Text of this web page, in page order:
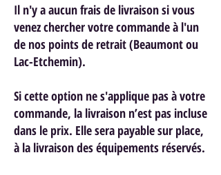
Il n'y a aucun frais de livraison si vous
venez chercher votre commande à l'un
de nos points de retrait (Beaumont ou
Lac-Etchemin).
Si cette option ne s'applique pas à votre
commande, la livraison n’est pas incluse
dans le prix. Elle sera payable sur place,
à la livraison des équipements réservés.